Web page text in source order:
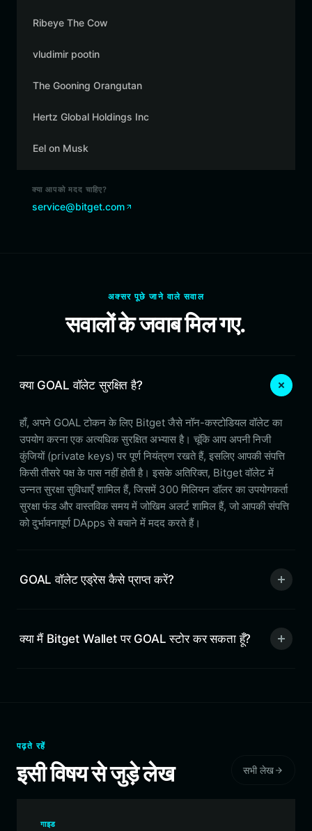
Ribeye The Cow
vludimir pootin
The Gooning Orangutan
Hertz Global Holdings Inc
Eel on Musk
क्या आपको मदद चाहिए?
service@bitget.com
अक्सर पूछे जाने वाले सवाल
सवालों के जवाब मिल गए.
क्या GOAL वॉलेट सुरक्षित है?
हाँ, अपने GOAL टोकन के लिए Bitget जैसे नॉन-कस्टोडियल वॉलेट का
उपयोग करना एक अत्यधिक सुरक्षित अभ्यास है। चूंकि आप अपनी निजी
कुंजियों (private keys) पर पूर्ण नियंत्रण रखते हैं, इसलिए आपकी संपत्ति
किसी तीसरे पक्ष के पास नहीं होती है। इसके अतिरिक्त, Bitget वॉलेट में
उन्नत सुरक्षा सुविधाएँ शामिल हैं, जिसमें 300 मिलियन डॉलर का उपयोगकर्ता
सुरक्षा फंड और वास्तविक समय में जोखिम अलर्ट शामिल हैं, जो आपकी संपत्ति
को दुर्भावनापूर्ण DApps से बचाने में मदद करते हैं।
GOAL वॉलेट एड्रेस कैसे प्राप्त करें?
क्या मैं Bitget Wallet पर GOAL स्टोर कर सकता हूँ?
पढ़ते रहें
इसी विषय से जुड़े लेख सभी लेख
गाइड